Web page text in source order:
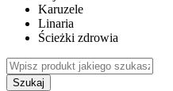
Karuzele
Linaria
Ścieżki zdrowia
Szukaj